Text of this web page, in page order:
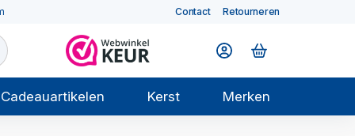
Contact Retourneren
Cadeauartikelen Kerst Merken